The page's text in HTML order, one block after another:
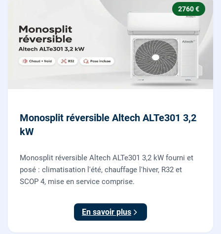
2760 €
Monosplit réversible Altech ALTe301 3,2
kW
Monosplit réversible Altech ALTe301 3,2 kW fourni et
posé : climatisation l'été, chauffage l'hiver, R32 et
SCOP 4, mise en service comprise.
En savoir plus